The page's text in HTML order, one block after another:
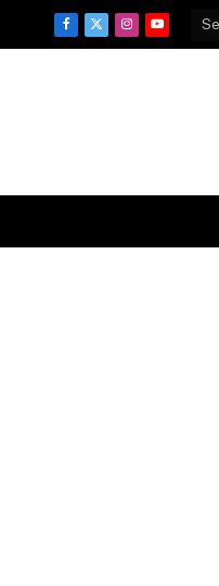
Facebook
X
InstagramYouTube